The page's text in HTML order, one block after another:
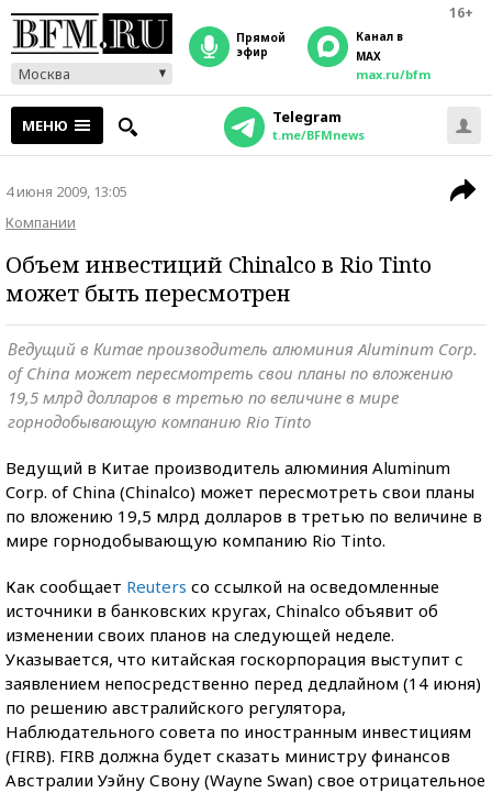
16+
Москва
прямой
эфир
Канал в
MAX
max.ru/bfm
МЕНЮ Telegram
t.me/BFMnews
4 июня 2009, 13:05
Компании
Объем инвестиций Chinalco в Rio Tinto
может быть пересмотрен
Ведущий в Китае производитель алюминия Aluminum Corp.
оf China может пересмотреть свои планы по вложению
19,5 млрд долларов в третью по величине в мире
горнодобывающую компанию Rio Tinto
Ведущий в Китае производитель алюминия Aluminum
Corp. оf China (Chinalco) может пересмотреть свои планы
по вложению 19,5 млрд долларов в третью по величине в
мире горнодобывающую компанию Rio Tinto.
Как сообщает Reuters со ссылкой на осведомленные
источники в банковских кругах, Chinalco объявит об
изменении своих планов на следующей неделе.
Указывается, что китайская госкорпорация выступит с
заявлением непосредственно перед дедлайном (14 июня)
по решению австралийского регулятора,
Наблюдательного совета по иностранным инвестициям
(FIRB). FIRB должна будет сказать министру финансов
Австралии Уэйну Свону (Wayne Swan) свое отрицательное